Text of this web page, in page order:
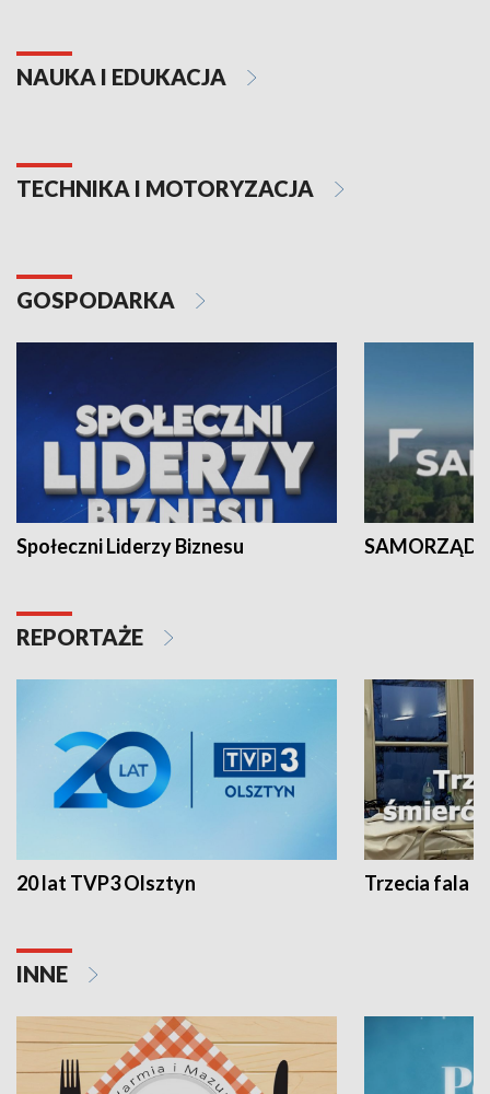
NAUKA I EDUKACJA
TECHNIKA I MOTORYZACJA
GOSPODARKA
Społeczni Liderzy Biznesu SAMORZĄD
REPORTAŻE
20 lat TVP3 Olsztyn Trzecia fala -
INNE